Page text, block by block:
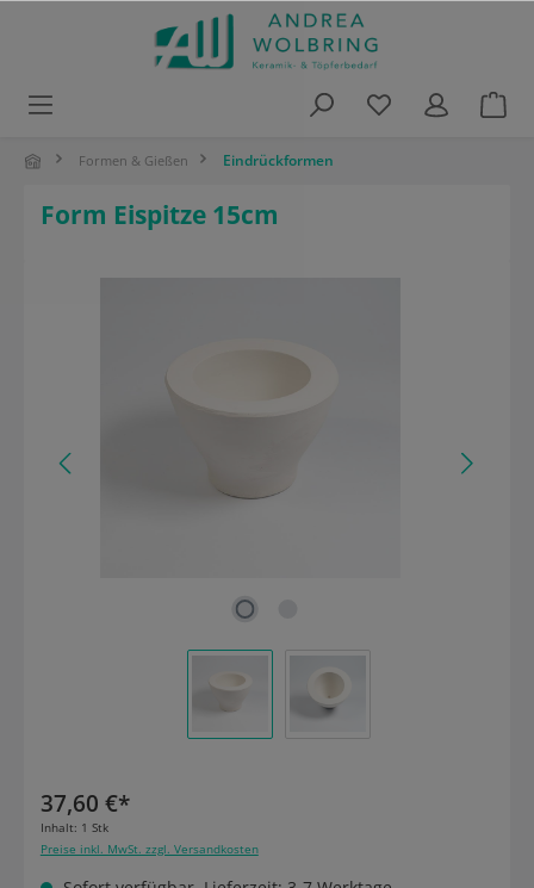
Formen & Gießen Eindrückformen
Form Eispitze 15cm
37,60 €*
Inhalt: 1 Stk
Preise inkl. MwSt. zzgl. Versandkosten